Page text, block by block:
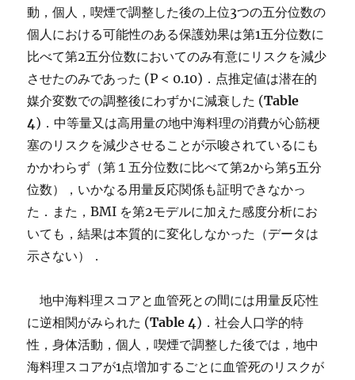
動，個人，喫煙で調整した後の上位3つの五分位数の
個人における可能性のある保護効果は第1五分位数に
比べて第2五分位数においてのみ有意にリスクを減少
させたのみであった (P < 0.10)．点推定値は潜在的
媒介変数での調整後にわずかに減衰した (Table
4)．中等量又は高用量の地中海料理の消費が心筋梗
塞のリスクを減少させることが示唆されているにも
かかわらず（第１五分位数に比べて第2から第5五分
位数），いかなる用量反応関係も証明できなかっ
た．また，BMI を第2モデルに加えた感度分析にお
いても，結果は本質的に変化しなかった（データは
示さない）．
地中海料理スコアと血管死との間には用量反応性
に逆相関がみられた (Table 4)．社会人口学的特
性，身体活動，個人，喫煙で調整した後では，地中
海料理スコアが1点増加するごとに血管死のリスクが